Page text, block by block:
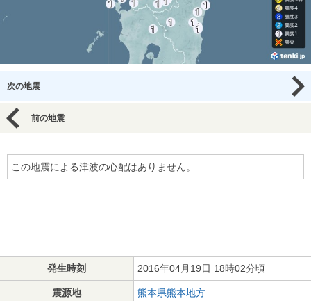
次の地震
前の地震
この地震による津波の心配はありません。
発生時刻 2016年04月19日 18時02分頃
震源地 熊本県熊本地方